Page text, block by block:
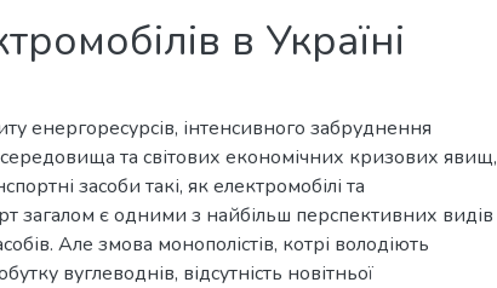
в Україні
енергоресурсів, інтенсивного забруднення
та світових економічних кризових явищ,
засоби такі, як електромобілі та
загалом є одними з найбільш перспективних видів
Але змова монополістів, котрі володіють
вуглеводнів, відсутність новітньої